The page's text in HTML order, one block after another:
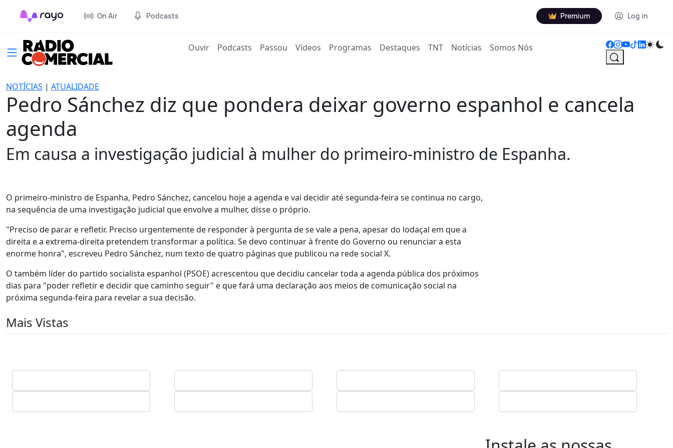
On Air Podcasts Premium Log in
Ouvir(current)
Podcasts Passou Vídeos Programas Destaques TNT Notícias Somos Nós
NOTÍCIAS | ATUALIDADE
Pedro Sánchez diz que pondera deixar governo espanhol e cancela
agenda
Em causa a investigação judicial à mulher do primeiro-ministro de Espanha.
O primeiro-ministro de Espanha, Pedro Sánchez, cancelou hoje a agenda e vai decidir até segunda-feira se continua no cargo,
na sequência de uma investigação judicial que envolve a mulher, disse o próprio.
"Preciso de parar e refletir. Preciso urgentemente de responder à pergunta de se vale a pena, apesar do lodaçal em que a
direita e a extrema-direita pretendem transformar a política. Se devo continuar à frente do Governo ou renunciar a esta
enorme honra", escreveu Pedro Sánchez, num texto de quatro páginas que publicou na rede social X.
O também líder do partido socialista espanhol (PSOE) acrescentou que decidiu cancelar toda a agenda pública dos próximos
dias para "poder refletir e decidir que caminho seguir" e que fará uma declaração aos meios de comunicação social na
próxima segunda-feira para revelar a sua decisão.
Mais Vistas